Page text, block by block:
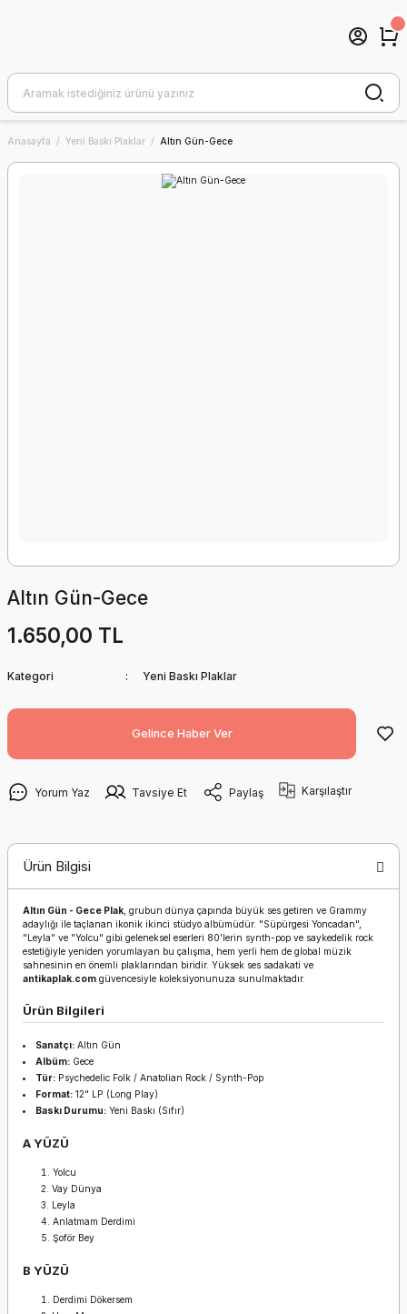
Anasayfa Yeni Baskı Plaklar Altın Gün-Gece
Altın Gün-Gece
1.650,00 TL
Kategori Yeni Baskı Plaklar
Gelince Haber Ver
Yorum Yaz Tavsiye Et Paylaş Karşılaştır
Ürün Bilgisi
Altın Gün - Gece Plak , grubun dünya çapında büyük ses getiren ve Grammy
adaylığı ile taçlanan ikonik ikinci stüdyo albümüdür. "Süpürgesi Yoncadan",
"Leyla" ve "Yolcu" gibi geleneksel eserleri 80'lerin synth-pop ve saykedelik rock
estetiğiyle yeniden yorumlayan bu çalışma, hem yerli hem de global müzik
sahnesinin en önemli plaklarından biridir. Yüksek ses sadakati ve
antikaplak.com güvencesiyle koleksiyonunuza sunulmaktadır.
Ürün Bilgileri
Sanatçı: Altın Gün
Albüm: Gece
Tür: Psychedelic Folk / Anatolian Rock / Synth-Pop
Format: 12" LP (Long Play)
Baskı Durumu: Yeni Baskı (Sıfır)
A YÜZÜ
Yolcu
Vay Dünya
Leyla
Anlatmam Derdimi
Şoför Bey
B YÜZÜ
Derdimi Dökersem